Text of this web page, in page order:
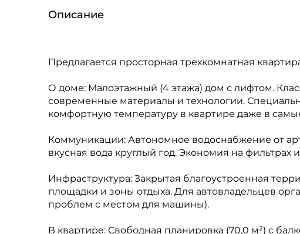
Описание
Предлагается просторная трехкомнатная
О доме: Малоэтажный (4 этажа) дом с лифтом.
современные материалы и технологии.
комфортную температуру в квартире даже в
Коммуникации: Автономное водоснабжение от
вкусная вода круглый год. Экономия на фильтрах
Инфраструктура: Закрытая благоустроенная
площадки и зоны отдыха. Для автовладельцев
проблем с местом для машины).
В квартире: Свободная планировка (70,0 м²) с